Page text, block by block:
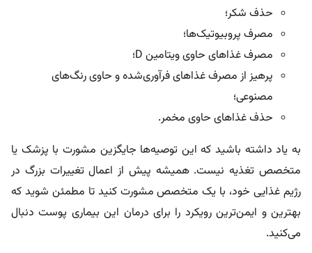
حذف شکر؛
مصرف پروبیوتیک‌ها؛
مصرف غذاهای حاوی ویتامین D؛
پرهیز از مصرف غذاهای فرآوری‌شده و حاوی رنگ‌های
مصنوعی؛
حذف غذاهای حاوی مخمر.
به یاد داشته باشید که این توصیه‌ها جایگزین مشورت با پزشک یا
متخصص تغذیه نیست. همیشه پیش از اعمال تغییرات بزرگ در
رژیم غذایی خود، با یک متخصص مشورت کنید تا مطمئن شوید که
بهترین و ایمن‌ترین رویکرد را برای درمان این بیماری پوستدنبال
می‌کنید.